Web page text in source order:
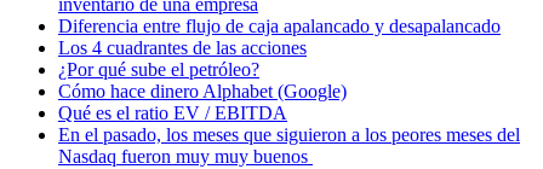
inventario de una empresa
Diferencia entre flujo de caja apalancado y desapalancado
Los 4 cuadrantes de las acciones
¿Por qué sube el petróleo?
Cómo hace dinero Alphabet (Google)
Qué es el ratio EV / EBITDA
En el pasado, los meses que siguieron a los peores meses del
Nasdaq fueron muy muy buenos